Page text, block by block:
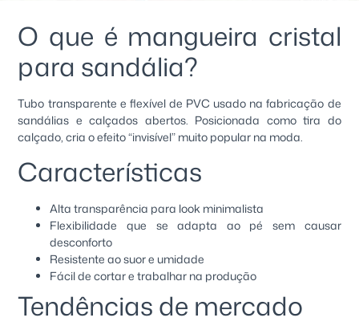
O que é mangueira cristal
para sandália?
Tubo transparente e flexível de PVC usado na fabricação de
sandálias e calçados abertos. Posicionada como tira do
calçado, cria o efeito “invisível” muito popular na moda.
Características
Alta transparência para look minimalista
Flexibilidade que se adapta ao pé sem causar
desconforto
Resistente ao suor e umidade
Fácil de cortar e trabalhar na produção
Tendências de mercado